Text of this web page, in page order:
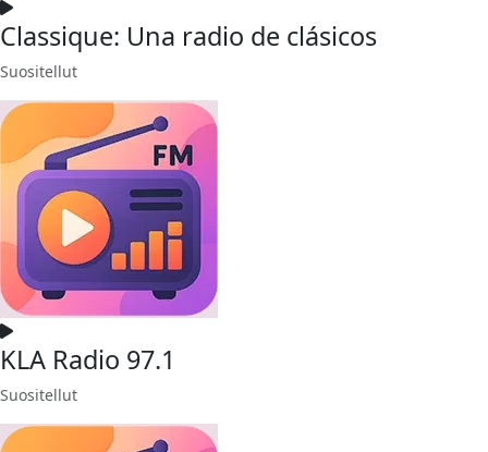
Classique: Una radio de clásicos
Suositellut
KLA Radio 97.1
Suositellut